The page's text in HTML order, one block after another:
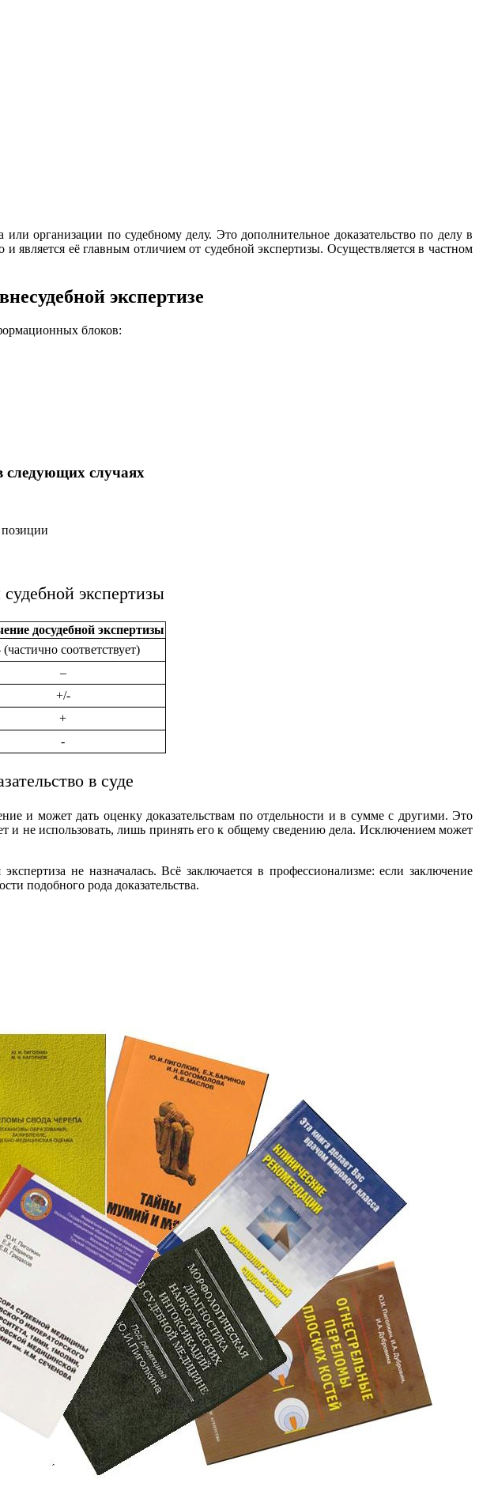
организации по судебному делу. Это дополнительное доказательство по делу в
является её главным отличием от судебной экспертизы. Осуществляется в частном
экспертизе
блоков:
следующих случаях
позиции
экспертизы
досудебной экспертизы
(частично соответствует)
–
+/-
+
-
в суде
и может дать оценку доказательствам по отдельности и в сумме с другими. Это
и не использовать, лишь принять его к общему сведению дела. Исключением может
не назначалась. Всё заключается в профессионализме: если заключение
подобного рода доказательства.